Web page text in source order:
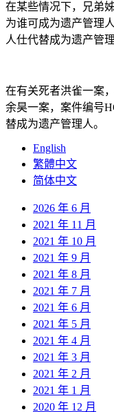
在某些情况下，兄弟
为谁可成为遗产管理
人仕代替成为遗产管理
在有关死者洪雀一案
余昊一案，案件编号
替成为遗产管理人。
English
繁體中文
简体中文
2026 年 6 月
2021 年 11 月
2021 年 10 月
2021 年 9 月
2021 年 8 月
2021 年 7 月
2021 年 6 月
2021 年 5 月
2021 年 4 月
2021 年 3 月
2021 年 2 月
2021 年 1 月
2020 年 12 月